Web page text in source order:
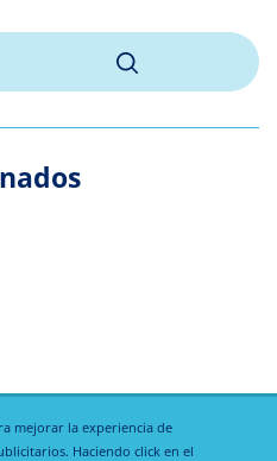
mejorar la experiencia de
Haciendo click en el